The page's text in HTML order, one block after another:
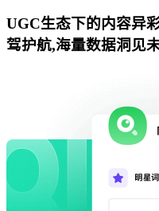
UGC生态下的内容异
驾护航,海量数据洞见